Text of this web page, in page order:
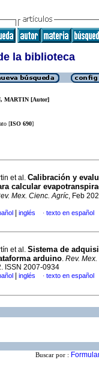
la biblioteca
MARTIN [Autor]
[ISO 690]
et al. Calibración y
calcular
Mex. Cienc. Agríc, Feb
inglés · texto en español
et al. Sistema de
arduino. Rev.
ISSN 2007-0934
inglés · texto en español
Buscar por :